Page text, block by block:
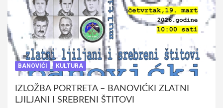
BANOVIĆI KULTURA
IZLOŽBA PORTRETA – BANOVIĆKI ZLATNI
LJILJANI I SREBRENI ŠTITOVI